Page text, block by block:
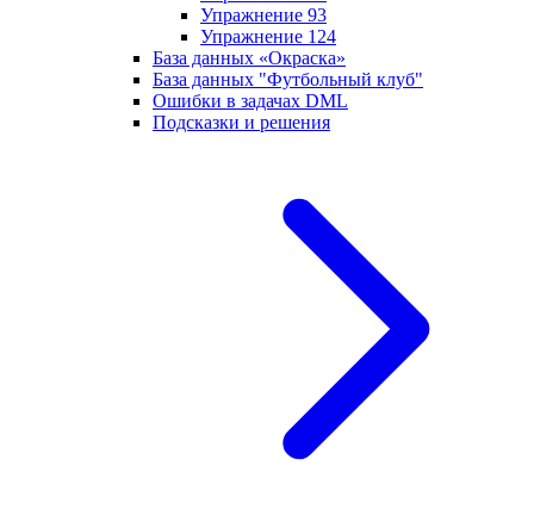
Упражнение 93
Упражнение 124
База данных «Окраска»
База данных "Футбольный клуб"
Ошибки в задачах DML
Подсказки и решения